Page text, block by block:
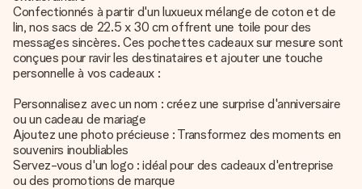
Confectionnés à partir d'un luxueux mélange de coton et de
lin, nos sacs de 22.5 x 30 cm offrent une toile pour des
messages sincères. Ces pochettes cadeaux sur mesure sont
conçues pour ravir les destinataires et ajouter une touche
personnelle à vos cadeaux :
Personnalisez avec un nom : créez une surprise d'anniversaire
ou un cadeau de mariage
Ajoutez une photo précieuse : Transformez des moments en
souvenirs inoubliables
Servez-vous d'un logo : idéal pour des cadeaux d'entreprise
ou des promotions de marque